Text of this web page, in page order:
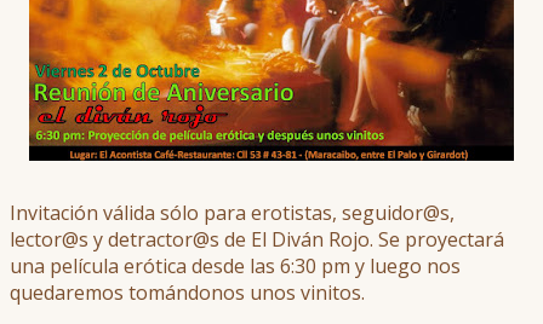
Invitación válida sólo para erotistas, seguidor@s,
lector@s y detractor@s de El Diván Rojo. Se proyectará
una película erótica desde las 6:30 pm y luego nos
quedaremos tomándonos unos vinitos.